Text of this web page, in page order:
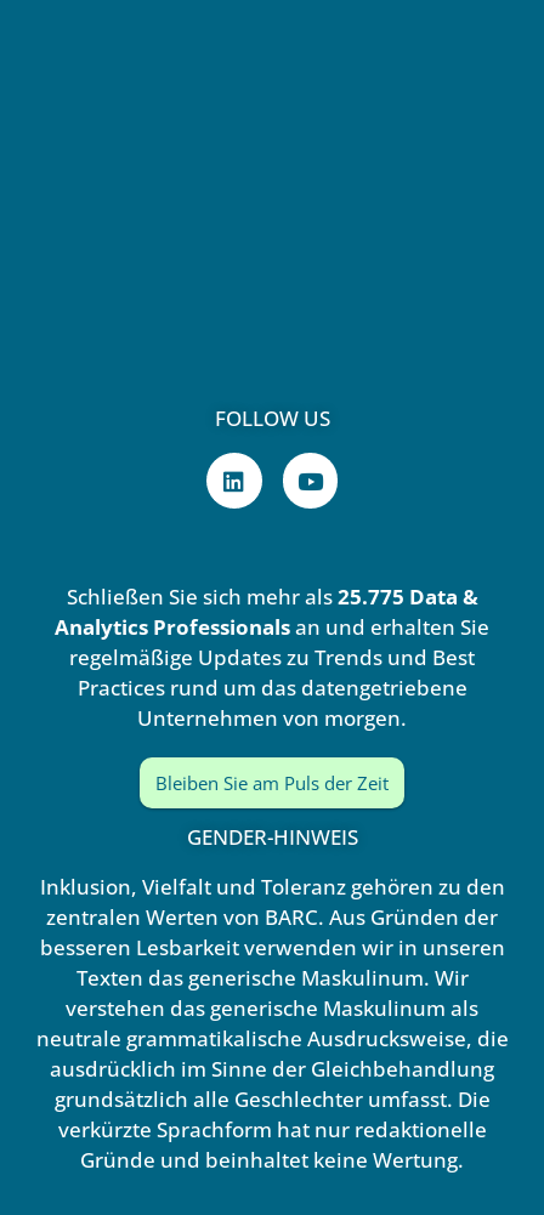
FOLLOW US
L
i
n
i
n
Y
o
u
e
Schließen Sie sich mehr als25.775 Data &
Analytics Professionalsan und erhalten Sie
regelmäßige Updates zu Trends und Best
Practices rund um das datengetriebene
Unternehmen von morgen.
Bleiben Sie am Puls der Zeit
GENDER-HINWEIS
Inklusion, Vielfalt und Toleranz gehören zu den
zentralen Werten von BARC. Aus Gründen der
besseren Lesbarkeit verwenden wir in unseren
Texten das generische Maskulinum. Wir
verstehen das generische Maskulinum als
neutrale grammatikalische Ausdrucksweise, die
ausdrücklich im Sinne der Gleichbehandlung
grundsätzlich alle Geschlechter umfasst. Die
verkürzte Sprachform hat nur redaktionelle
Gründe und beinhaltet keine Wertung.